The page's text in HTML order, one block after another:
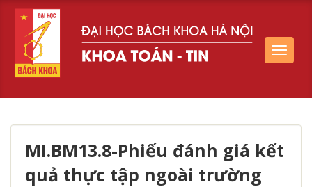
Toggle
MI.BM13.8-Phiếu đánh giá kết
quả thực tập ngoài trường